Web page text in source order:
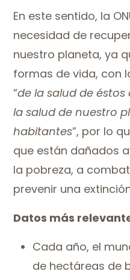
En este sentido, la
necesidad de
nuestro planeta, ya
formas de vida, con
“de la salud de
la salud de nuestro
habitantes”, por lo
que están dañados
la pobreza, a
prevenir una
Datos más
Cada año, el
de hectáreas de